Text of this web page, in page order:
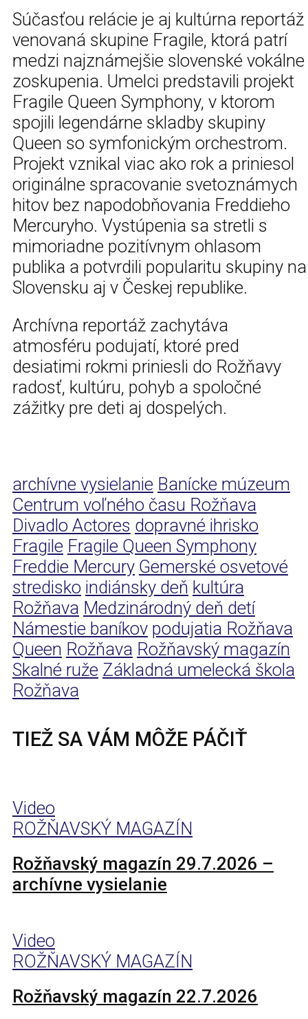
Súčasťou relácie je aj kultúrna reportáž
venovaná skupine Fragile, ktorá patrí
medzi najznámejšie slovenské vokálne
zoskupenia. Umelci predstavili projekt
Fragile Queen Symphony, v ktorom
spojili legendárne skladby skupiny
Queen so symfonickým orchestrom.
Projekt vznikal viac ako rok a priniesol
originálne spracovanie svetoznámych
hitov bez napodobňovania Freddieho
Mercuryho. Vystúpenia sa stretli s
mimoriadne pozitívnym ohlasom
publika a potvrdili popularitu skupiny na
Slovensku aj v Českej republike.
Archívna reportáž zachytáva
atmosféru podujatí, ktoré pred
desiatimi rokmi priniesli do Rožňavy
radosť, kultúru, pohyb a spoločné
zážitky pre deti aj dospelých.
archívne vysielanie Banícke múzeum
Centrum voľného času Rožňava
Divadlo Actores dopravné ihrisko
Fragile Fragile Queen Symphony
Freddie Mercury Gemerské osvetové
stredisko indiánsky deň kultúra
Rožňava Medzinárodný deň detí
Námestie baníkov podujatia Rožňava
Queen Rožňava Rožňavský magazín
Skalné ruže Základná umelecká škola
Rožňava
TIEŽ SA VÁM MÔŽE PÁČIŤ
Video
ROŽŇAVSKÝ MAGAZÍN
Rožňavský magazín 29.7.2026 –
archívne vysielanie
Video
ROŽŇAVSKÝ MAGAZÍN
Rožňavský magazín 22.7.2026